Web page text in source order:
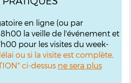
en ligne (ou par
la veille de l'événement et
pour les visites du week-
ou si la visite est complète,
ci-dessus ne sera plus